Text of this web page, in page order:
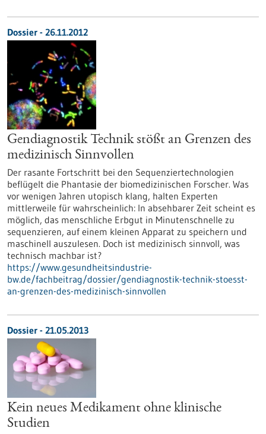
Dossier - 26.11.2012
Gendiagnostik Technik stößt an Grenzen des
medizinisch Sinnvollen
Der rasante Fortschritt bei den Sequenziertechnologien
beflügelt die Phantasie der biomedizinischen Forscher. Was
vor wenigen Jahren utopisch klang, halten Experten
mittlerweile für wahrscheinlich: In absehbarer Zeit scheint es
möglich, das menschliche Erbgut in Minutenschnelle zu
sequenzieren, auf einem kleinen Apparat zu speichern und
maschinell auszulesen. Doch ist medizinisch sinnvoll, was
technisch machbar ist?
https://www.gesundheitsindustrie-
bw.de/fachbeitrag/dossier/gendiagnostik-technik-stoesst-
an-grenzen-des-medizinisch-sinnvollen
Dossier - 21.05.2013
Kein neues Medikament ohne klinische
Studien